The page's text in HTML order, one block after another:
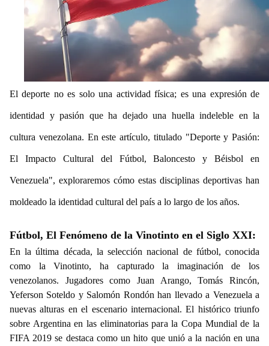
El deporte no es solo una actividad física; es una expresión de
identidad y pasión que ha dejado una huella indeleble en la
cultura venezolana. En este artículo, titulado "Deporte y Pasión:
El Impacto Cultural del Fútbol, Baloncesto y Béisbol en
Venezuela", exploraremos cómo estas disciplinas deportivas han
moldeado la identidad cultural del país a lo largo de los años.
Fútbol, El Fenómeno de la Vinotinto en el Siglo XXI:
En la última década, la selección nacional de fútbol, conocida
como la Vinotinto, ha capturado la imaginación de los
venezolanos. Jugadores como Juan Arango, Tomás Rincón,
Yeferson Soteldo y Salomón Rondón han llevado a Venezuela a
nuevas alturas en el escenario internacional. El histórico triunfo
sobre Argentina en las eliminatorias para la Copa Mundial de la
FIFA 2019 se destaca como un hito que unió a la nación en una